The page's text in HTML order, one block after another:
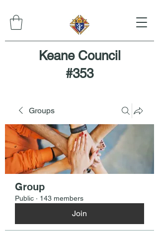
Keane Council
#353
Groups
Group
Public · 143 members
Join